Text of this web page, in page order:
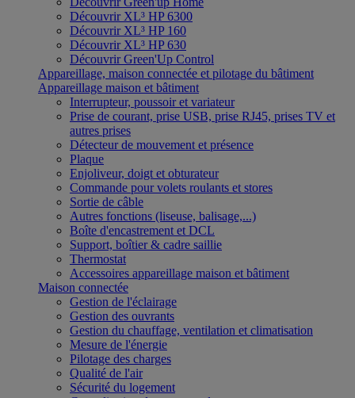
Découvrir XL³ HP 6300
Découvrir XL³ HP 160
Découvrir XL³ HP 630
Découvrir Green'Up Control
Appareillage, maison connectée et pilotage du bâtiment
Appareillage maison et bâtiment
Interrupteur, poussoir et variateur
Prise de courant, prise USB, prise RJ45, prises TV et
autres prises
Détecteur de mouvement et présence
Plaque
Enjoliveur, doigt et obturateur
Commande pour volets roulants et stores
Sortie de câble
Autres fonctions (liseuse, balisage,...)
Boîte d'encastrement et DCL
Support, boîtier & cadre saillie
Thermostat
Accessoires appareillage maison et bâtiment
Maison connectée
Gestion de l'éclairage
Gestion des ouvrants
Gestion du chauffage, ventilation et climatisation
Mesure de l'énergie
Pilotage des charges
Qualité de l'air
Sécurité du logement